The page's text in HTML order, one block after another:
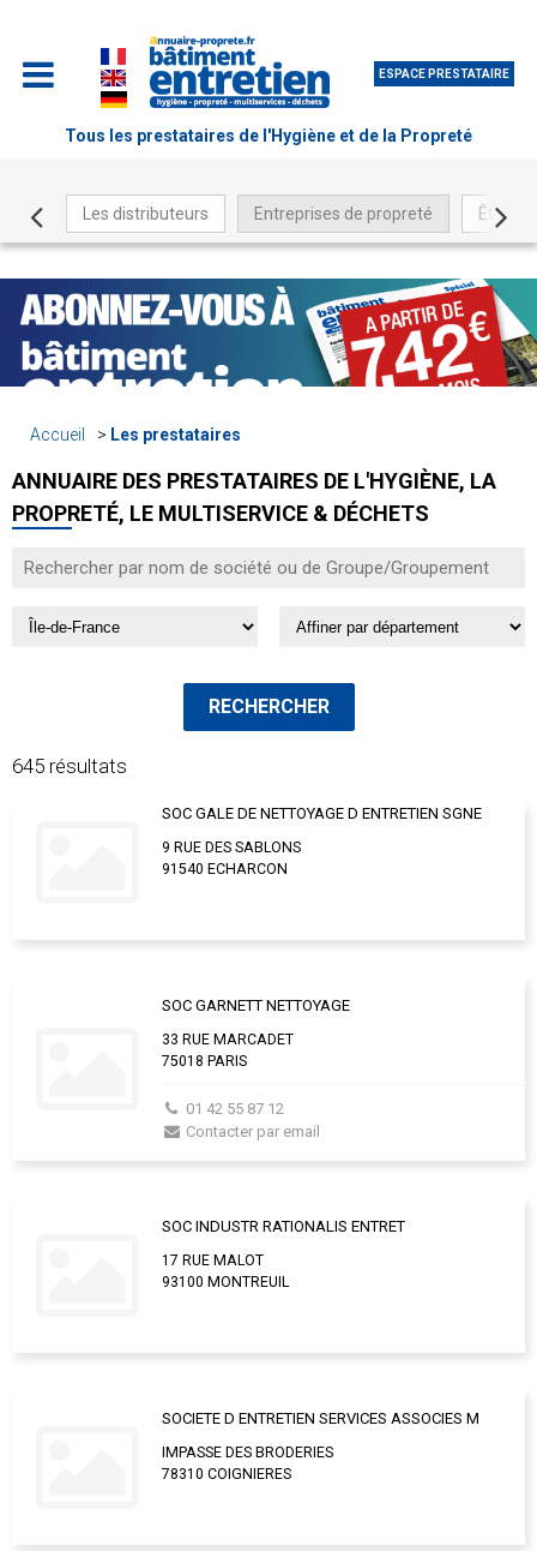
ESPACE PRESTATAIRE
Tous les prestataires de l'Hygiène et de la Propreté
Les distributeurs Entreprises de propreté Être
Accueil Les prestataires
ANNUAIRE DES PRESTATAIRES DE L'HYGIÈNE, LA
PROPRETÉ, LE MULTISERVICE & DÉCHETS
645 résultats
SOC GALE DE NETTOYAGE D ENTRETIEN SGNE
9 RUE DES SABLONS
91540 ECHARCON
SOC GARNETT NETTOYAGE
33 RUE MARCADET
75018 PARIS
01 42 55 87 12
Contacter par email
SOC INDUSTR RATIONALIS ENTRET
17 RUE MALOT
93100 MONTREUIL
SOCIETE D ENTRETIEN SERVICES ASSOCIES M
IMPASSE DES BRODERIES
78310 COIGNIERES